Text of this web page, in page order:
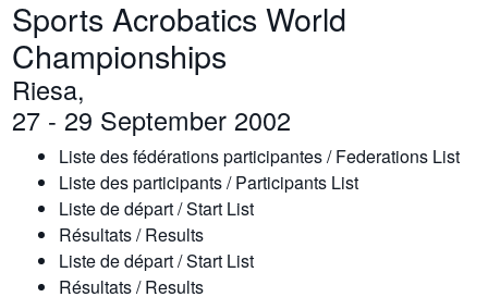
Sports Acrobatics World
Championships
Riesa,
27 - 29 September 2002
Liste des fédérations participantes / Federations List
Liste des participants / Participants List
Liste de départ / Start List
Résultats / Results
Liste de départ / Start List
Résultats / Results